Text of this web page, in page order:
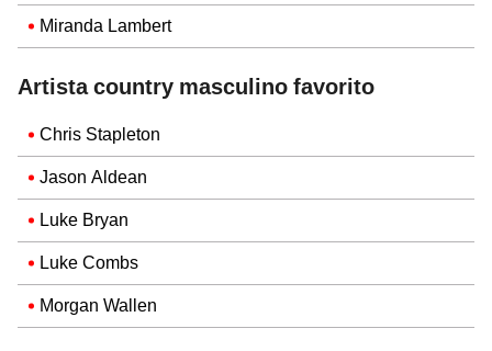
Miranda Lambert
Artista country masculino favorito
Chris Stapleton
Jason Aldean
Luke Bryan
Luke Combs
Morgan Wallen